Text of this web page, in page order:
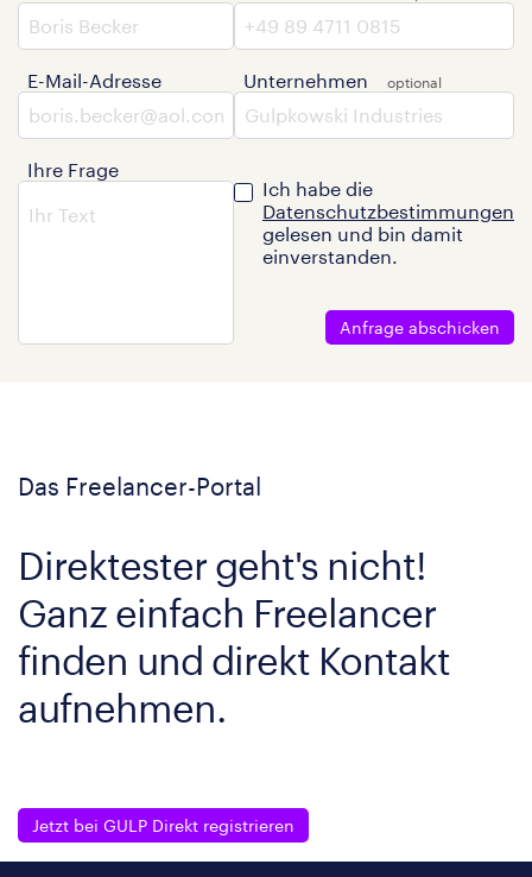
E-Mail-Adresse
Ihre Frage
Unternehmen
Ich habe die
Datenschutzbestimmungen
gelesen und bin damit
einverstanden.
Anfrage abschicken
Das Freelancer-Portal
Direktester geht's nicht!
Ganz einfach Freelancer
finden und direkt Kontakt
aufnehmen.
Jetzt bei GULP Direkt registrieren